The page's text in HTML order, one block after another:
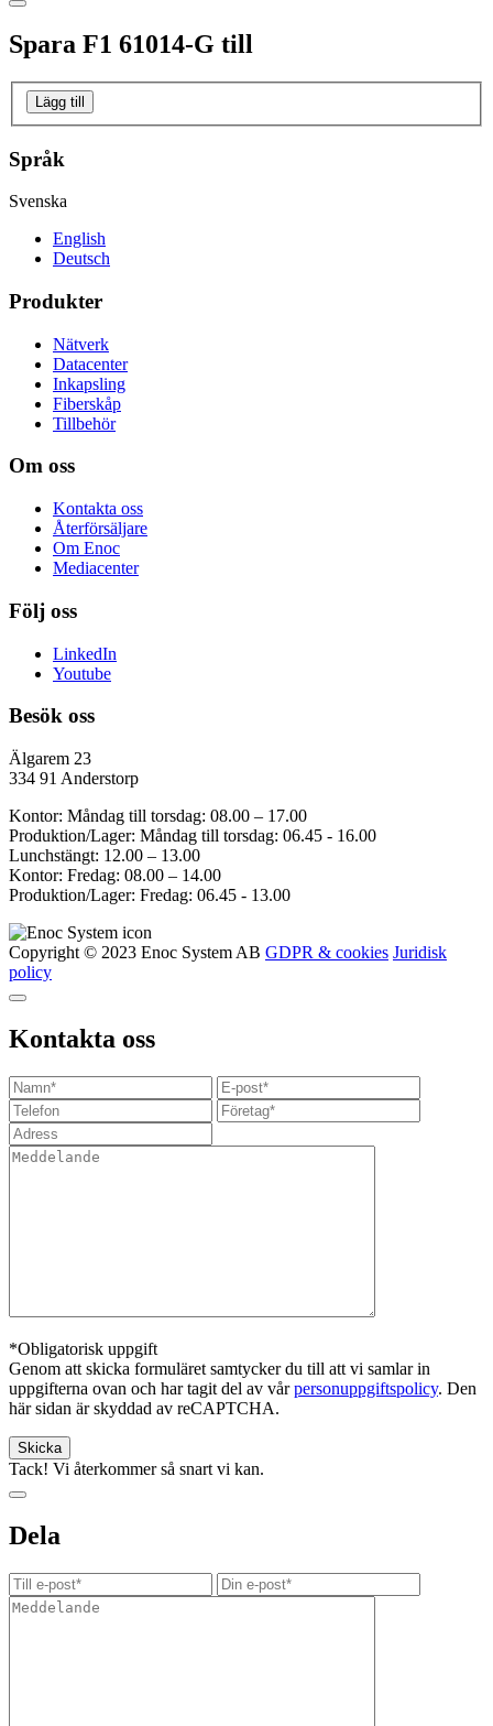
Spara F1 61014-G till
Lägg till
Språk
Svenska
English
Deutsch
Produkter
Nätverk
Datacenter
Inkapsling
Fiberskåp
Tillbehör
Om oss
Kontakta oss
Återförsäljare
Om Enoc
Mediacenter
Följ oss
LinkedIn
Youtube
Besök oss
Älgarem 23
334 91 Anderstorp
Kontor: Måndag till torsdag: 08.00 – 17.00
Produktion/Lager: Måndag till torsdag: 06.45 - 16.00
Lunchstängt: 12.00 – 13.00
Kontor: Fredag: 08.00 – 14.00
Produktion/Lager: Fredag: 06.45 - 13.00
Copyright © 2023 Enoc System AB GDPR & cookies Juridisk
policy
Kontakta oss
*Obligatorisk uppgift
Genom att skicka formuläret samtycker du till att vi samlar in
uppgifterna ovan och har tagit del av vårpersonuppgiftspolicy. Den
här sidan är skyddad av reCAPTCHA.
Tack! Vi återkommer så snart vi kan.
Dela